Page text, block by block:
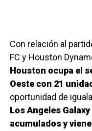
Con relación al
FC y Houston
Houston ocupa el
Oeste con 21
oportunidad de
Los Angeles
acumulados y